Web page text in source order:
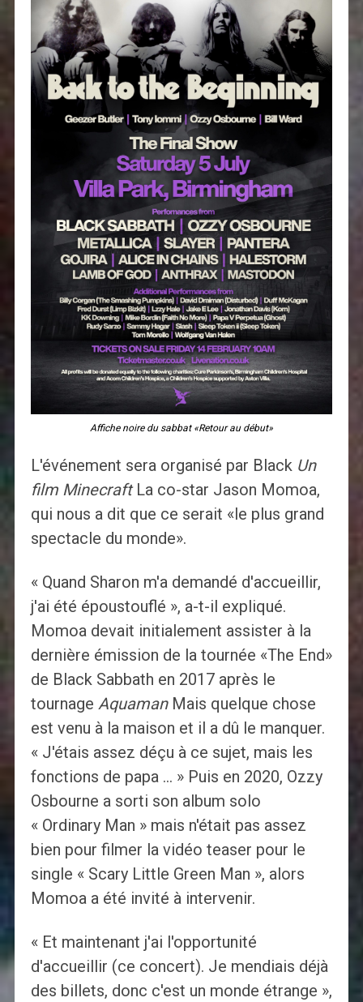
Affiche noire du sabbat «Retour au début»
L'événement sera organisé par Black Un
film MinecraftLa co-star Jason Momoa,
qui nous a dit que ce serait «le plus grand
spectacle du monde».
« Quand Sharon m'a demandé d'accueillir,
j'ai été époustouflé », a-t-il expliqué.
Momoa devait initialement assister à la
dernière émission de la tournée «The End»
de Black Sabbath en 2017 après le
tournage AquamanMais quelque chose
est venu à la maison et il a dû le manquer.
« J'étais assez déçu à ce sujet, mais les
fonctions de papa … » Puis en 2020, Ozzy
Osbourne a sorti son album solo
« Ordinary Man » mais n'était pas assez
bien pour filmer la vidéo teaser pour le
single « Scary Little Green Man », alors
Momoa a été invité à intervenir.
« Et maintenant j'ai l'opportunité
d'accueillir (ce concert). Je mendiais déjà
des billets, donc c'est un monde étrange »,